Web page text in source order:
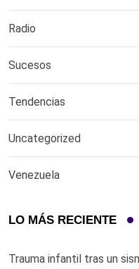
Radio
Sucesos
Tendencias
Uncategorized
Venezuela
LO MÁS RECIENTE
Trauma infantil tras un